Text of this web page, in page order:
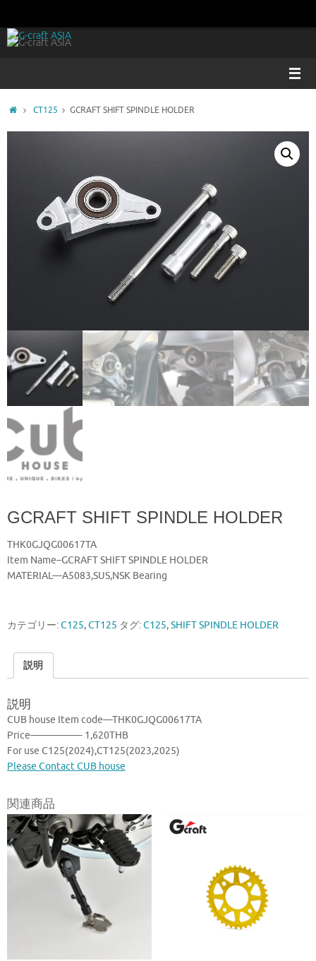
テ
ッ
ホ
CT125 GCRAFT SHIFT SPINDLE HOLDER
GCRAFT SHIFT SPINDLE HOLDER
THK0GJQG00617TA
Item Name–GCRAFT SHIFT SPINDLE HOLDER
MATERIAL—A5083,SUS,NSK Bearing
カテゴリー:C125,CT125 タグ:C125,SHIFT SPINDLE HOLDER
説明
説明
CUB house Item code—THK0GJQG00617TA
Price—————- 1,620THB
For use C125(2024),CT125(2023,2025)
Please Contact CUB house
関連商品